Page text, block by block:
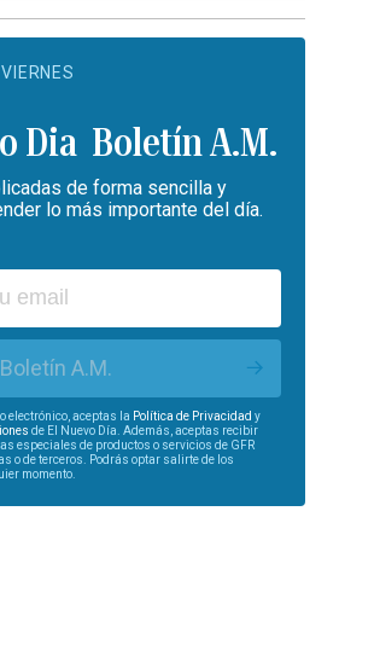
Boletín A.M.
de forma sencilla y
lo más importante del día.
A.M.
electrónico, aceptas la Política de Privacidad y
de El Nuevo Día. Además, aceptas recibir
especiales de productos o servicios de GFR
o de terceros. Podrás optar salirte de los
momento.